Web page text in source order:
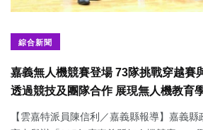
綜合新聞
嘉義無人機競賽登場 73隊挑戰穿越賽
透過競技及團隊合作 展現無人機教育
【雲嘉特派員陳信利／嘉義縣報導】嘉義